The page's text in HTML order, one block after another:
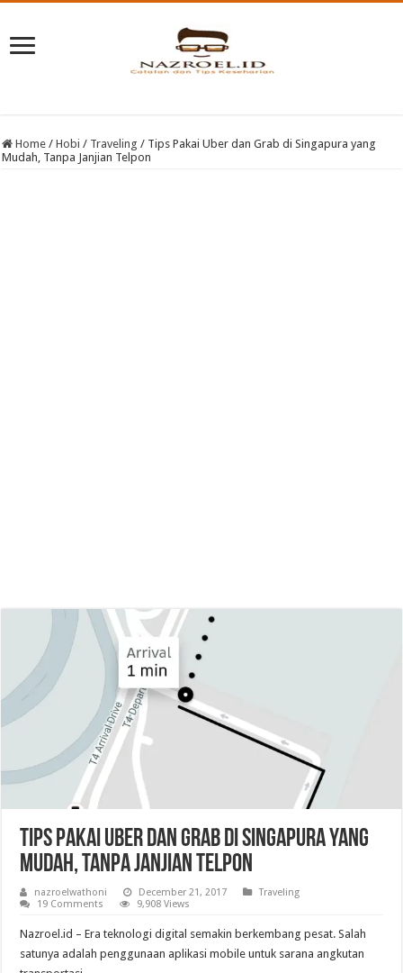
Home / Hobi / Traveling / Tips Pakai Uber dan Grab di Singapura yang
Mudah, Tanpa Janjian Telpon
Tips Pakai Uber dan Grab di Singapura yang
Mudah, Tanpa Janjian Telpon
nazroelwathoni December 21, 2017
Traveling
19 Comments
9,908 Views
Nazroel.id – Era teknologi digital semakin berkembang pesat. Salah
satunya adalah penggunaan aplikasi mobile untuk sarana angkutan